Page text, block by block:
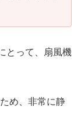
とって、扇風機
め、非常に静